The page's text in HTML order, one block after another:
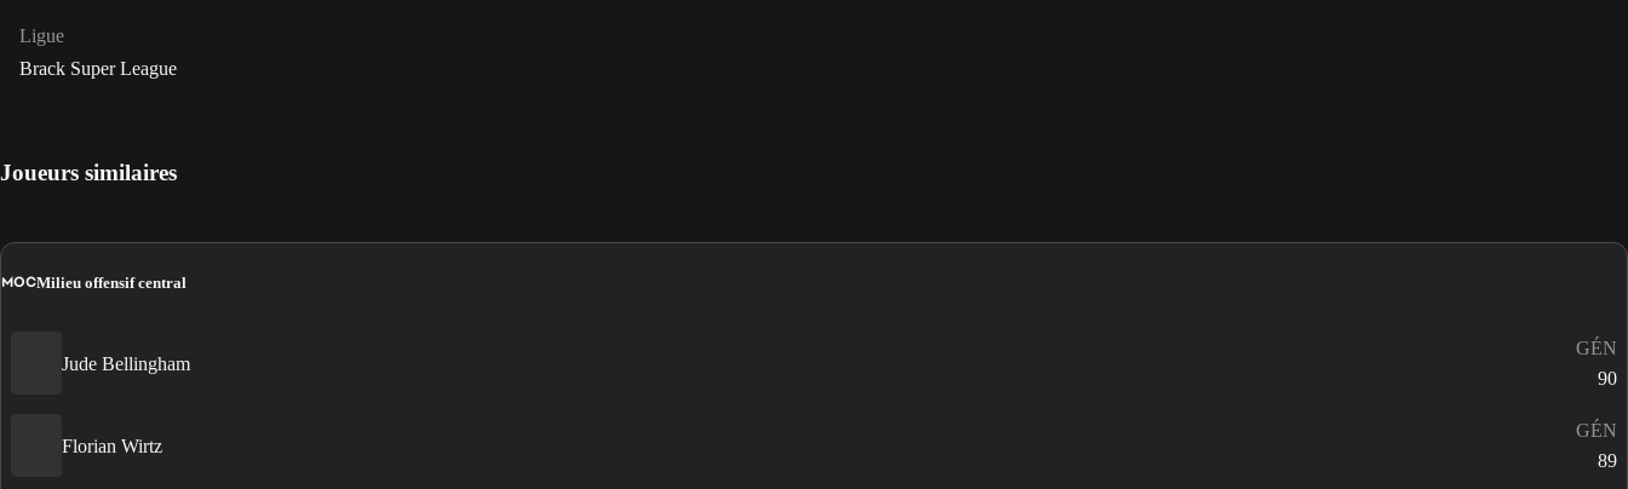
Ligue
Brack Super League
Joueurs similaires
MOCMilieu offensif central
Jude Bellingham
GÉN
90
Florian Wirtz
GÉN
89